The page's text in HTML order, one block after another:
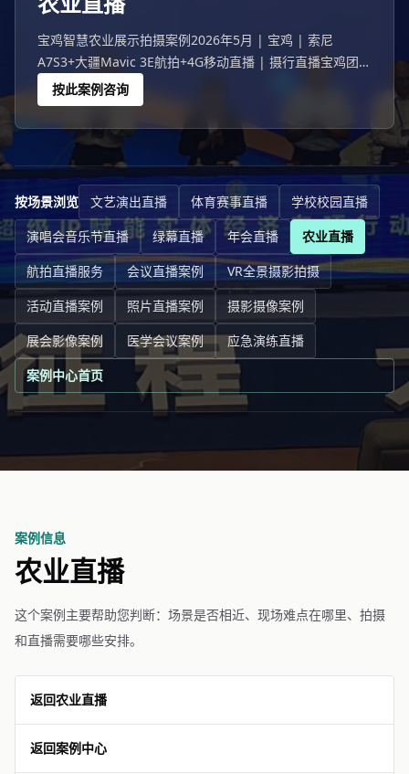
宝鸡智慧农业展示拍摄案例2026年5月 | 宝鸡 | 索尼
A7S3+大疆Mavic 3E航拍+4G移动直播 | 摄行直播宝鸡团队
宝鸡一次智慧农业展示活动。农业直播是近年来快速增长的
直播品类——农产品溯源让消费者看到"从田间到餐桌
按此案例咨询
按场景浏览 文艺演出直播 体育赛事直播
学校校园直播
演唱会音乐节直播
绿幕直播 年会直播
农业直播
航拍直播服务
会议直播案例
VR全景摄影拍摄
活动直播案例
照片直播案例
摄影摄像案例
展会影像案例
医学会议案例
应急演练直播
案例中心首页
案例信息
农业直播
这个案例主要帮助您判断：场景是否相近、现场难点在哪里、拍摄
和直播需要哪些安排。
返回农业直播
返回案例中心